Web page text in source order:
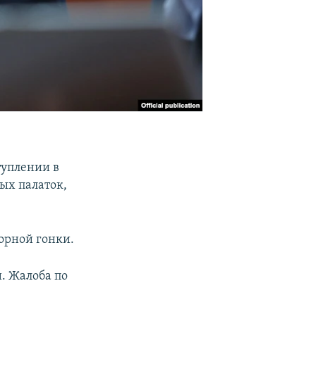
в
палаток,
гонки.
Жалоба по